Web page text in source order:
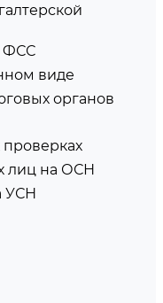
ФСС
виде
органов
лиц на ОСН
УСН